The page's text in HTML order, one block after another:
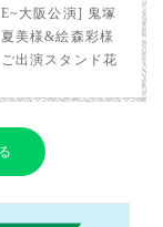
E~大阪公演] 鬼塚
夏美様&絵森彩様
ご出演スタンド花